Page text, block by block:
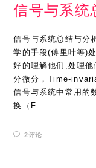
信号与系统
信号与系统总结与分
学的手段(傅里叶等)
好的理解他们,处理
分微分，Time-
信号与系统中常用的
换（F…
2评论